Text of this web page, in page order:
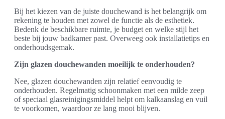
Bij het kiezen van de juiste douchewand is het belangrijk om
rekening te houden met zowel de functie als de esthetiek.
Bedenk de beschikbare ruimte, je budget en welke stijl het
beste bij jouw badkamer past. Overweeg ook installatietips en
onderhoudsgemak.
Zijn glazen douchewanden moeilijk te onderhouden?
Nee, glazen douchewanden zijn relatief eenvoudig te
onderhouden. Regelmatig schoonmaken met een milde zeep
of speciaal glasreinigingsmiddel helpt om kalkaanslag en vuil
te voorkomen, waardoor ze lang mooi blijven.